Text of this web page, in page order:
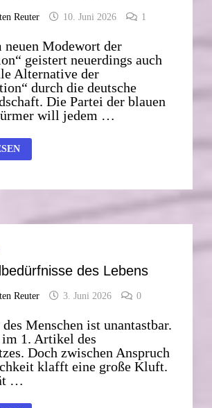
Reuter 10. Juni 2026 1
neuen Modewort der
geistert neuerdings auch
Alternative der
durch die deutsche
Die Partei der blauen
will jedem …
des Lebens
Reuter 3. Juni 2026 0
Menschen ist unantastbar.
im 1. Artikel des
Doch zwischen Anspruch
klafft eine große Kluft.
…